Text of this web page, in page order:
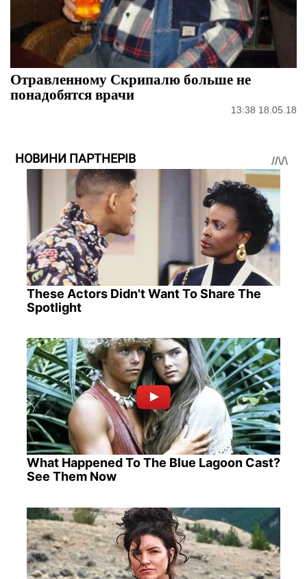
Отравленному Скрипалю больше не
понадобятся врачи
13:38 18.05.18
НОВИНИ ПАРТНЕРІВ
These Actors Didn't Want To Share The
Spotlight
What Happened To The Blue Lagoon Cast?
See Them Now